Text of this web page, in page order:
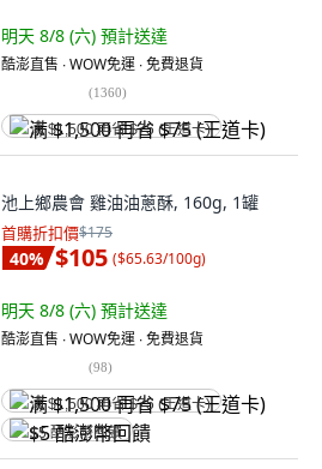
明天 8/8 (六) 預計送達
酷澎直售 ∙ WOW免運 ∙ 免費退貨
(1360)
满 $1,500 再省 $75 (王道卡)
池上鄉農會 雞油油蔥酥, 160g, 1罐
首購折扣價$175
40% $105 ($65.63/100g)
明天 8/8 (六) 預計送達
酷澎直售 ∙ WOW免運 ∙ 免費退貨
(98)
满 $1,500 再省 $75 (王道卡)
$5 酷澎幣回饋